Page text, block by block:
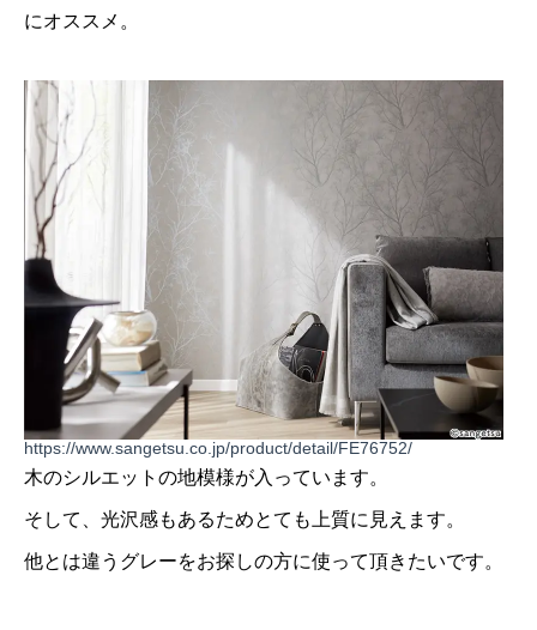
にオススメ。
https://www.sangetsu.co.jp/product/detail/FE76752/
木のシルエットの地模様が入っています。
そして、光沢感もあるためとても上質に見えます。
他とは違うグレーをお探しの方に使って頂きたいです。